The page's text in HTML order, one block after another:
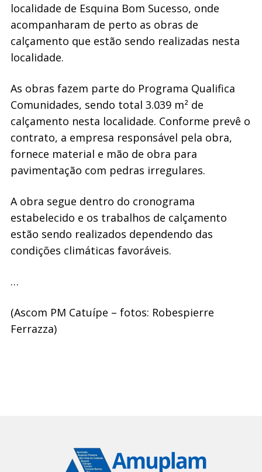
localidade de Esquina Bom Sucesso, onde
acompanharam de perto as obras de
calçamento que estão sendo realizadas nesta
localidade.
As obras fazem parte do Programa Qualifica
Comunidades, sendo total 3.039 m² de
calçamento nesta localidade. Conforme prevê o
contrato, a empresa responsável pela obra,
fornece material e mão de obra para
pavimentação com pedras irregulares.
A obra segue dentro do cronograma
estabelecido e os trabalhos de calçamento
estão sendo realizados dependendo das
condições climáticas favoráveis.
…
(Ascom PM Catuípe – fotos: Robespierre
Ferrazza)